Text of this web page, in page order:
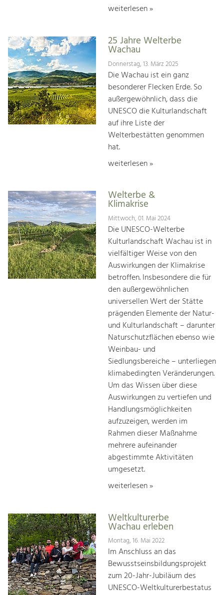
weiterlesen »
25 Jahre Welterbe
Wachau
Donnerstag, 13. März 2025
Die Wachau ist ein ganz
besonderer Flecken Erde. So
außergewöhnlich, dass die
UNESCO die Kulturlandschaft
auf ihre Liste der
Welterbestätten genommen
hat.
weiterlesen »
Welterbe &
Klimakrise
Mittwoch, 01. Mai 2024
Die UNESCO-Welterbe
Kulturlandschaft Wachau ist in
vielfältiger Weise von den
Auswirkungen der Klimakrise
betroffen. Insbesondere die für
den außergewöhnlichen
universellen Wert der Stätte
prägenden Elemente der Natur-
und Kulturlandschaft – darunter
Naturschutzflächen ebenso wie
Weinbau- und
Siedlungsbereiche – unterliegen
klimabedingten Veränderungen.
Um das Wissen über diese
Auswirkungen zu vertiefen und
Handlungsmöglichkeiten
aufzuzeigen, werden im
Rahmen dieser Maßnahme
mehrere aufeinander
abgestimmte Aktivitäten
umgesetzt.
weiterlesen »
Weltkulturerbe
Wachau erleben
Montag, 16. Mai 2022
Im Anschluss an das
Bewusstseinsbildungsprojekt
zum 20-Jahr-Jubiläum des
UNESCO-Weltkulturerbestatus